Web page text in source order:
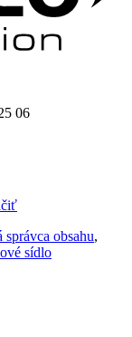
06
správca obsahu,
sídlo